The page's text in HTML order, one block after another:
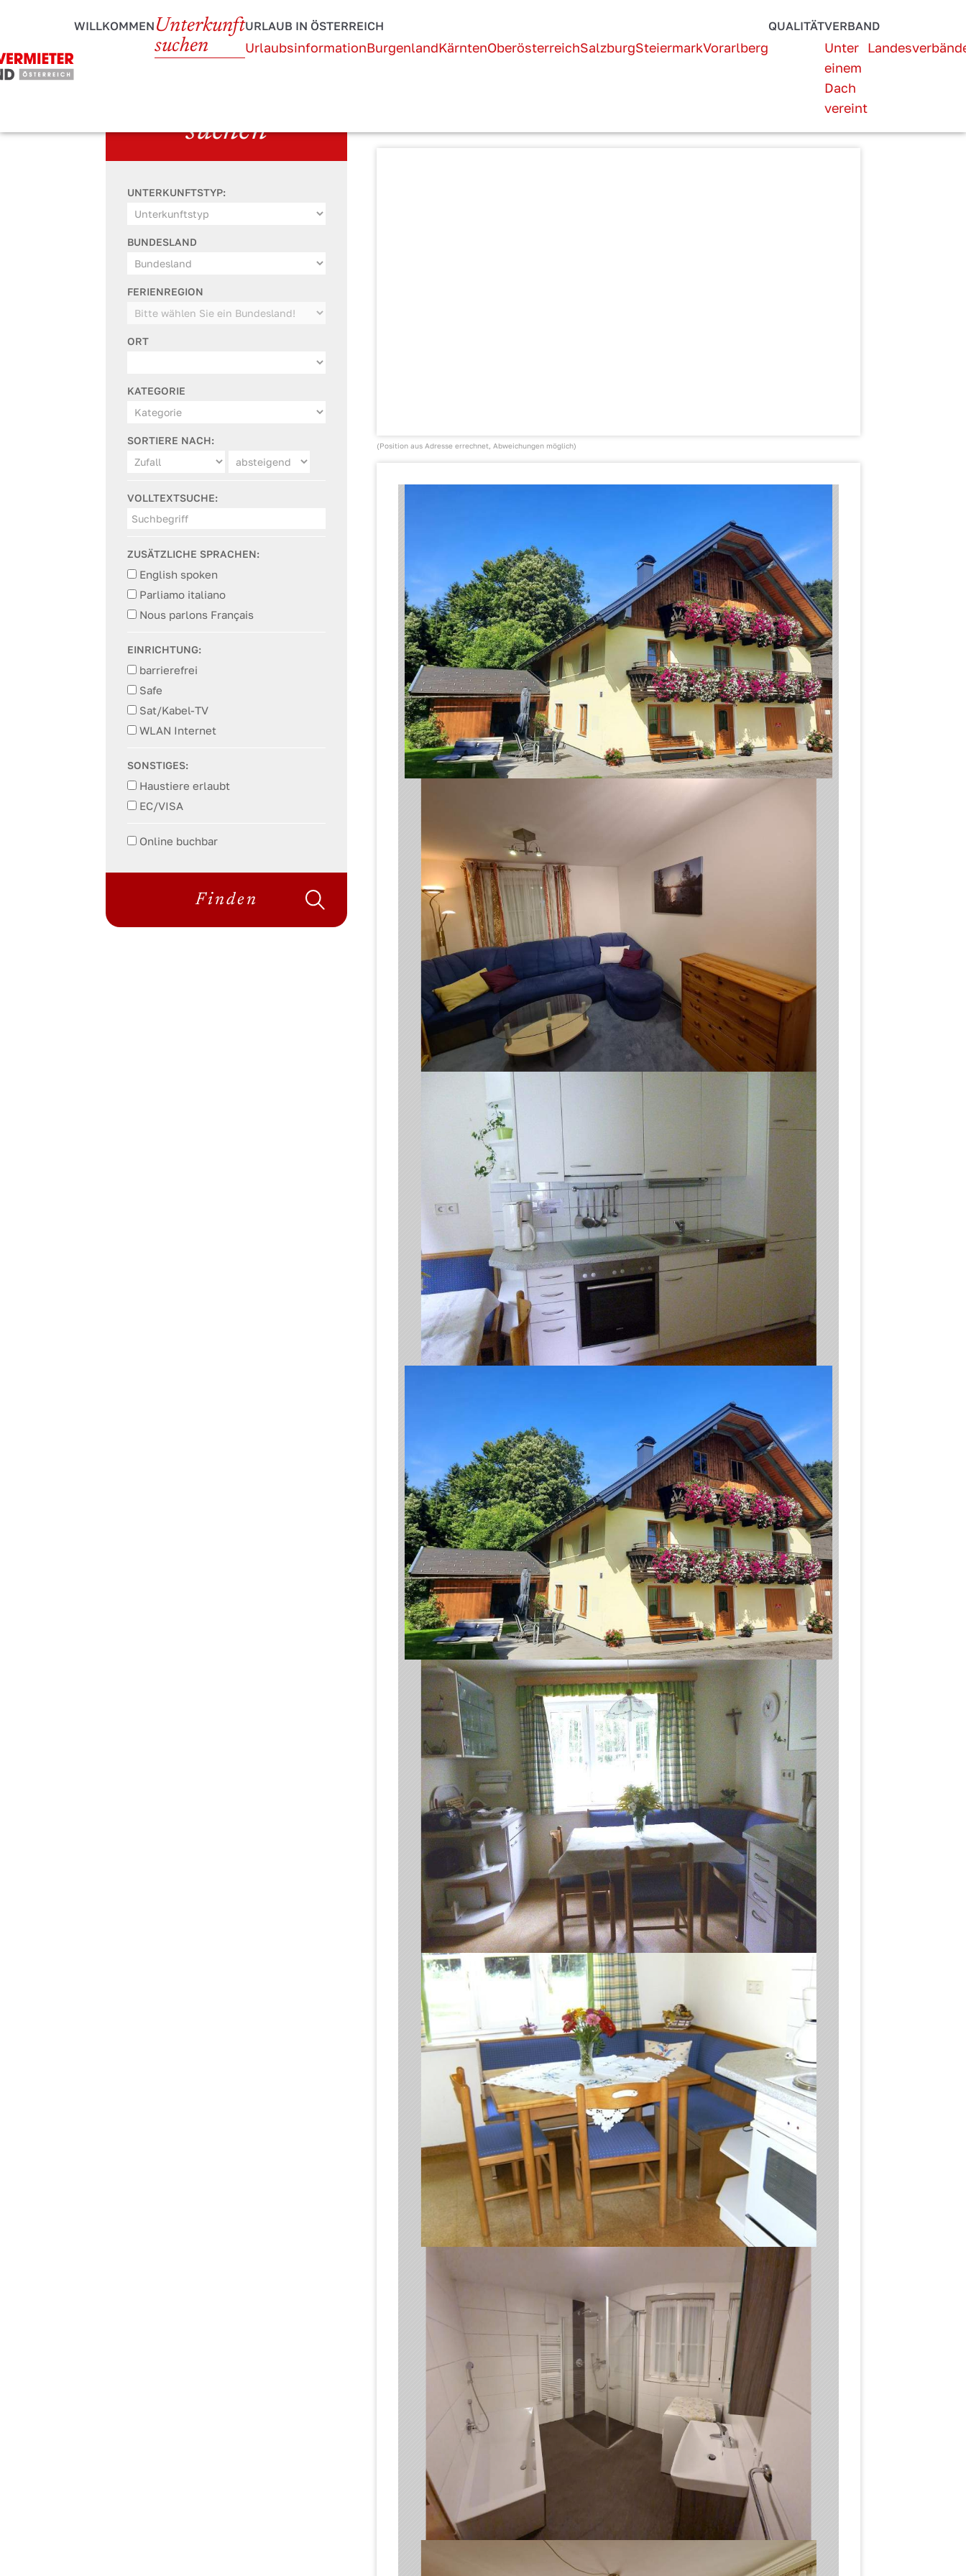
WILLKOMMEN Unterkunft
suchen
URLAUB IN ÖSTERREICH
UrlaubsinformationBurgenlandKärntenOberösterreichSalzburgSteiermarkVorarlberg
QUALITÄTVERBAND
Unter
einem
Dach
vereint
Österreich!
suchen
UNTERKUNFTSTYP:
BUNDESLAND
FERIENREGION
ORT
KATEGORIE
SORTIERE NACH:
VOLLTEXTSUCHE:
ZUSÄTZLICHE SPRACHEN:
English spoken
Parliamo italiano
Nous parlons Français
EINRICHTUNG:
barrierefrei
Safe
Sat/Kabel-TV
WLAN Internet
SONSTIGES:
Haustiere erlaubt
EC/VISA
Online buchbar
(Position aus Adresse errechnet, Abweichungen möglich)